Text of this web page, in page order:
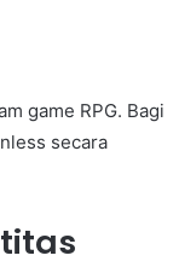
game RPG. Bagi
secara